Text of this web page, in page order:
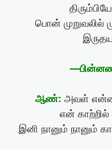
பொன் முறுவலில்
ஆண்: அவள்
என்
இனி நானும்